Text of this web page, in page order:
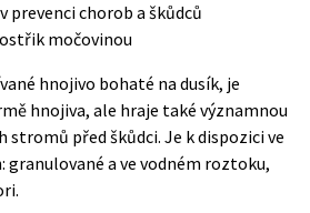
prevenci chorob a škůdců
močovinou
hnojivo bohaté na dusík, je
hnojiva, ale hraje také významnou
stromů před škůdci. Je k dispozici ve
granulované a ve vodném roztoku,
.